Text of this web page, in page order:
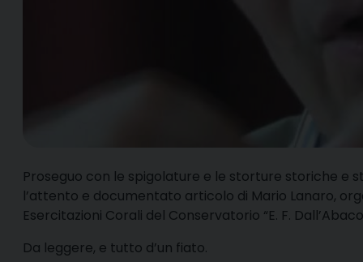
Proseguo con le spigolature e le storture storiche e
l’attento e documentato articolo di Mario Lanaro,
Esercitazioni Corali del Conservatorio “E. F.
Da leggere, e tutto d’un fiato.